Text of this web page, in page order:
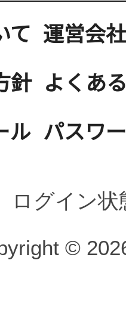
て 運営会社
針 よくあ
ル パスワ
ログイン
©